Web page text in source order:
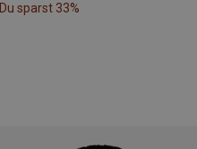
Du sparst 33%